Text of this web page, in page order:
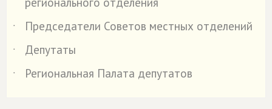
˙
Председатели Советов местных отделений
˙
Депутаты
˙
Региональная Палата депутатов